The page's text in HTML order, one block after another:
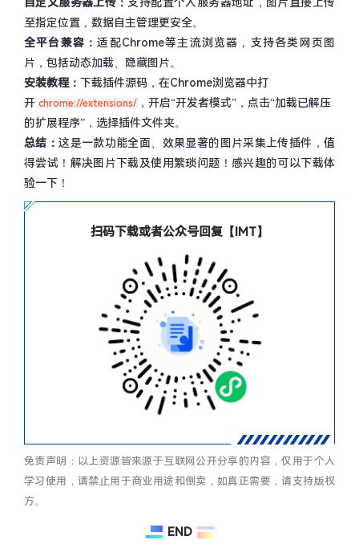
至指定位置，数据自主管理更安全。
全平台兼容：适配Chrome等主流浏览器，支持各类网页图
片，包括动态加载、隐藏图片。
安装教程： 下载插件源码，在Chrome浏览器中打
开 chrome://extensions/ ，开启“开发者模式”，点击“加载已解压
的扩展程序”，选择插件文件夹。
总结：这是一款功能全面、效果显著的图片采集上传插件，值
得尝试！解决图片下载及使用繁琐问题！感兴趣的可以下载体
验一下！
扫码下载或者公众号回复【IMT】
免责声明：以上资源皆来源于互联网公开分享的内容，仅用于个人
学习使用，请禁止用于商业用途和倒卖，如真正需要，请支持版权
方。
END